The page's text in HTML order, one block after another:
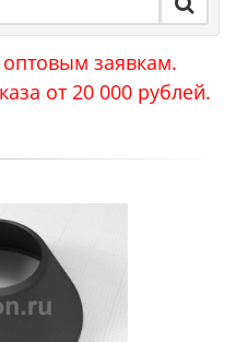
заявкам.
от 20 000 рублей.